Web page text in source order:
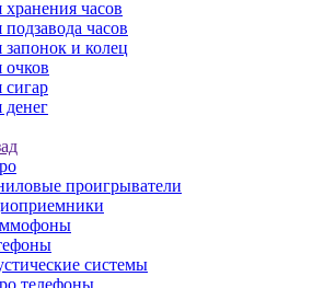
хранения часов
подзавода часов
запонок и колец
очков
сигар
денег
проигрыватели
системы
телефоны